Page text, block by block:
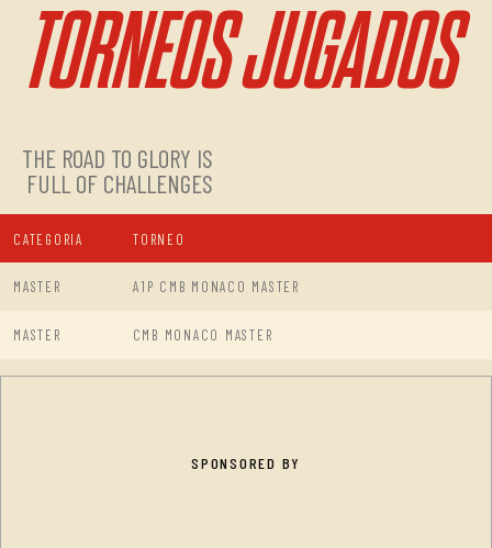
TORNEOS JUGADOS
THE ROAD TO GLORY IS
FULL OF CHALLENGES
CATEGORIA TORNEO
MASTER A1P CMB MONACO MASTER
MASTER CMB MONACO MASTER
SPONSORED BY